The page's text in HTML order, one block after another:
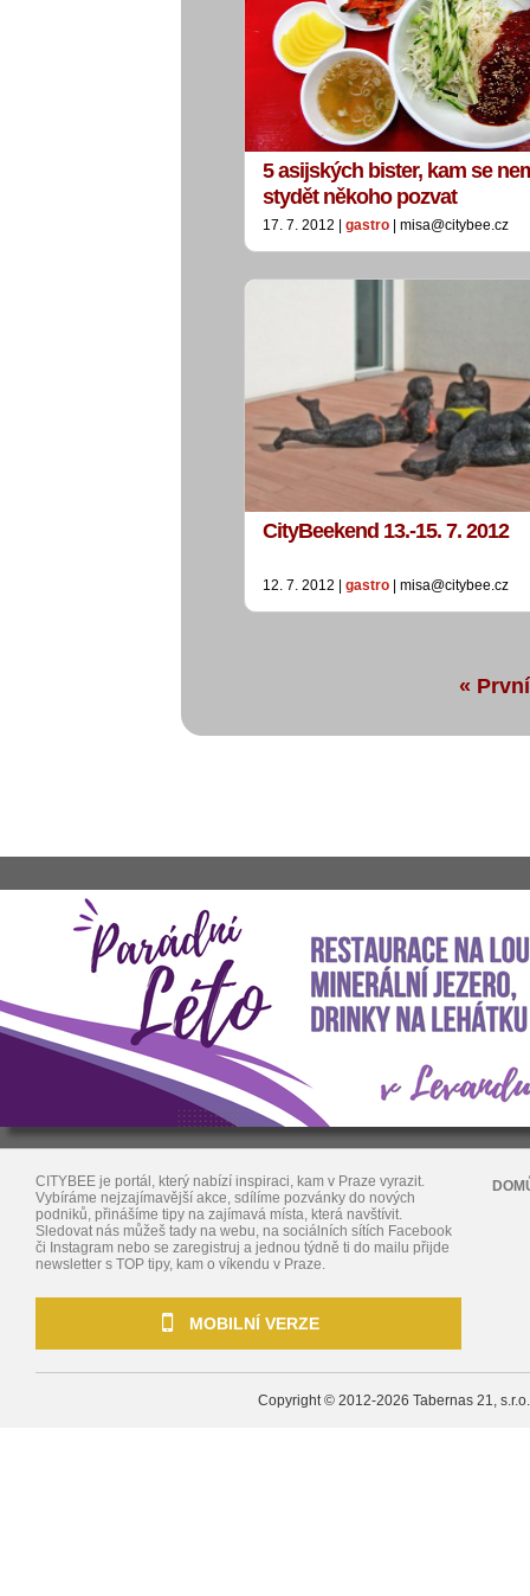
5 asijských bister, kam se
stydět někoho pozvat
17. 7. 2012 | gastro | misa@citybee.cz
CityBeekend 13.-15. 7. 2012
12. 7. 2012 | gastro | misa@citybee.cz
« První
CITYBEE je portál, který nabízí inspiraci, kam v Praze vyrazit.
Vybíráme nejzajímavější akce, sdílíme pozvánky do nových
podniků, přinášíme tipy na zajímavá místa, která navštívit.
Sledovat nás můžeš tady na webu, na sociálních sítích Facebook
či Instagram nebo se zaregistruj a jednou týdně ti do mailu přijde
newsletter s TOP tipy, kam o víkendu v Praze.
MOBILNÍ VERZE
Copyright © 2012-2026 Tabernas 21, s.r.o.